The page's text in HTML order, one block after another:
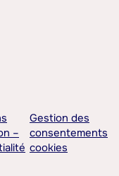
–
Gestion des
consentements
cookies